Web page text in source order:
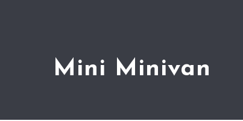
Mini Minivan